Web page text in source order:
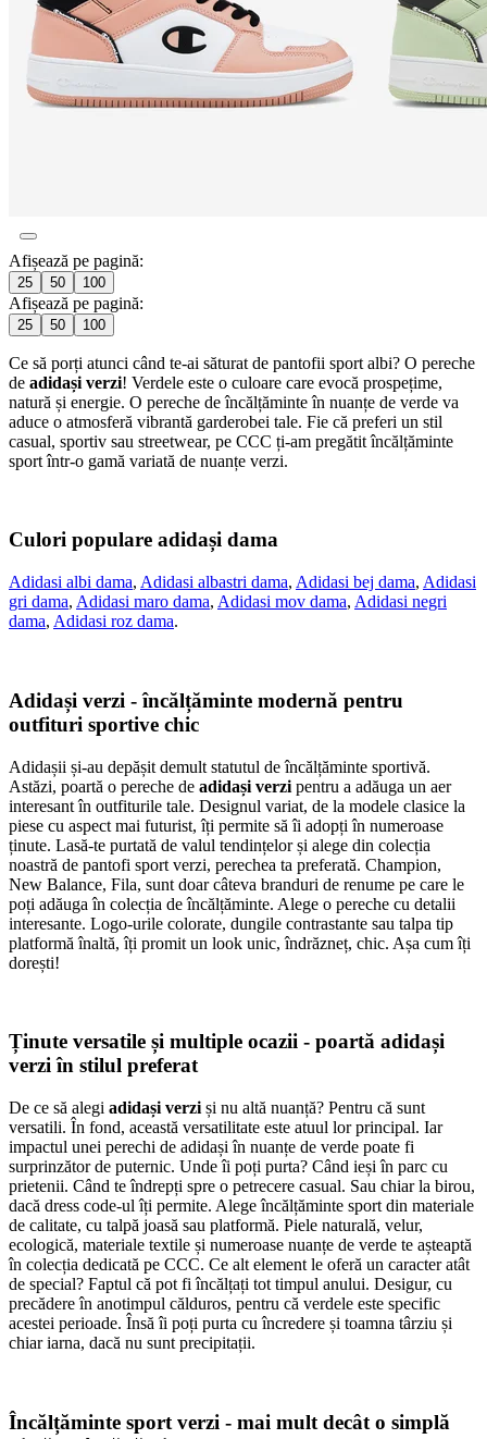
Afișează pe pagină:
25 50 100
Afișează pe pagină:
25 50 100
Ce să porți atunci când te-ai săturat de pantofii sport albi? O pereche
de adidași verzi! Verdele este o culoare care evocă prospețime,
natură și energie. O pereche de încălțăminte în nuanțe de verde va
aduce o atmosferă vibrantă garderobei tale. Fie că preferi un stil
casual, sportiv sau streetwear, pe CCC ți-am pregătit încălțăminte
sport într-o gamă variată de nuanțe verzi.
Culori populare adidași dama
Adidasi albi dama, Adidasi albastri dama, Adidasi bej dama, Adidasi
gri dama, Adidasi maro dama, Adidasi mov dama, Adidasi negri
dama, Adidasi roz dama.
Adidași verzi - încălțăminte modernă pentru
outfituri sportive chic
Adidașii și-au depășit demult statutul de încălțăminte sportivă.
Astăzi, poartă o pereche de adidași verzi pentru a adăuga un aer
interesant în outfiturile tale. Designul variat, de la modele clasice la
piese cu aspect mai futurist, îți permite să îi adopți în numeroase
ținute. Lasă-te purtată de valul tendințelor și alege din colecția
noastră de pantofi sport verzi, perechea ta preferată. Champion,
New Balance, Fila, sunt doar câteva branduri de renume pe care le
poți adăuga în colecția de încălțăminte. Alege o pereche cu detalii
interesante. Logo-urile colorate, dungile contrastante sau talpa tip
platformă înaltă, îți promit un look unic, îndrăzneț, chic. Așa cum îți
dorești!
Ținute versatile și multiple ocazii - poartă adidași
verzi în stilul preferat
De ce să alegi adidași verzi și nu altă nuanță? Pentru că sunt
versatili. În fond, această versatilitate este atuul lor principal. Iar
impactul unei perechi de adidași în nuanțe de verde poate fi
surprinzător de puternic. Unde îi poți purta? Când ieși în parc cu
prietenii. Când te îndrepți spre o petrecere casual. Sau chiar la birou,
dacă dress code-ul îți permite. Alege încălțăminte sport din materiale
de calitate, cu talpă joasă sau platformă. Piele naturală, velur,
ecologică, materiale textile și numeroase nuanțe de verde te așteaptă
în colecția dedicată pe CCC. Ce alt element le oferă un caracter atât
de special? Faptul că pot fi încălțați tot timpul anului. Desigur, cu
precădere în anotimpul călduros, pentru că verdele este specific
acestei perioade. Însă îi poți purta cu încredere și toamna târziu și
chiar iarna, dacă nu sunt precipitații.
Încălțăminte sport verzi - mai mult decât o simplă